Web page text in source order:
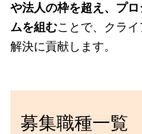
や法人の枠を超え、プ
ムを組むことで、クラ
解決に貢献します。
募集職種一覧